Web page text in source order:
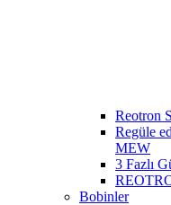
Reotron
Regüle
MEW
3 Fazlı
Bobinler